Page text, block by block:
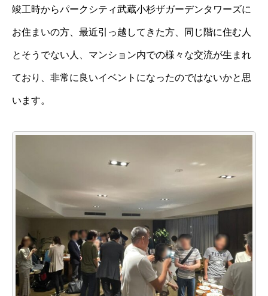
竣工時からパークシティ武蔵小杉ザガーデンタワーズに
お住まいの方、最近引っ越してきた方、同じ階に住む人
とそうでない人、マンション内での様々な交流が生まれ
ており、非常に良いイベントになったのではないかと思
います。